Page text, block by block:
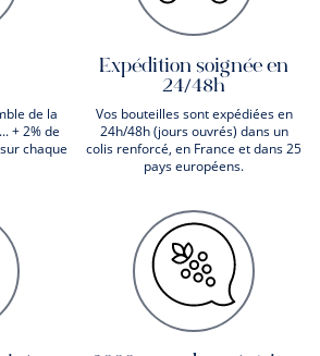
de la
+ 2% de
chaque
Expédition soignée en
24/48h
Vos bouteilles sont expédiées en
24h/48h (jours ouvrés) dans un
colis renforcé, en France et dans 25
pays européens.